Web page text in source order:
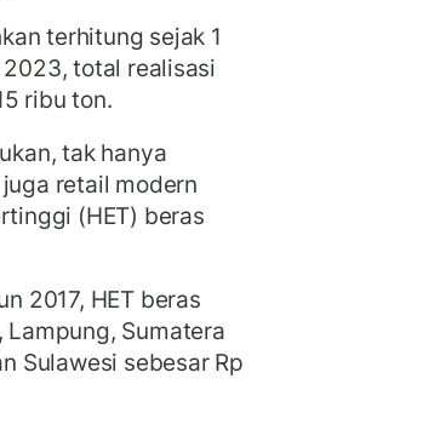
terhitung sejak 1
total realisasi
ribu ton.
tak hanya
retail modern
(HET) beras
2017, HET beras
Sumatera
Sulawesi sebesar Rp